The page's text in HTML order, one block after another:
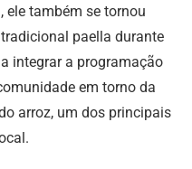
ele também se tornou
paella durante
integrar a programação
em torno da
arroz, um dos principais